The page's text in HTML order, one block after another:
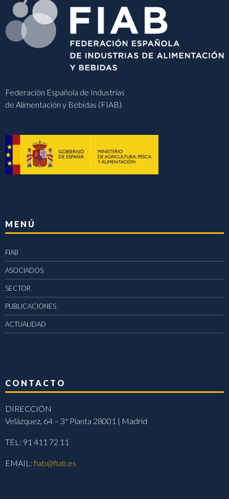
Federación Española de Industrias
de Alimentación y Bebidas (FIAB)
MENÚ
FIAB
ASOCIADOS
SECTOR
PUBLICACIONES
ACTUALIDAD
CONTACTO
DIRECCIÓN
Velázquez, 64 – 3ª Planta 28001 | Madrid
TEL: 91 411 72 11
EMAIL:fiab@fiab.es